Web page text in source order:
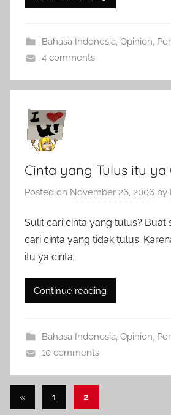
Bahasa Indonesia, Opinion,
4 comments
Cinta yang Tulus itu ya
Posted on November 26, 2006 by
Sulit cari cinta yang tulus? Buat
cari cinta yang tidak tulus.
itu ya cinta.
Continue reading
Bahasa Indonesia, Opinion,
10 comments
Posts
«Previous
1 2